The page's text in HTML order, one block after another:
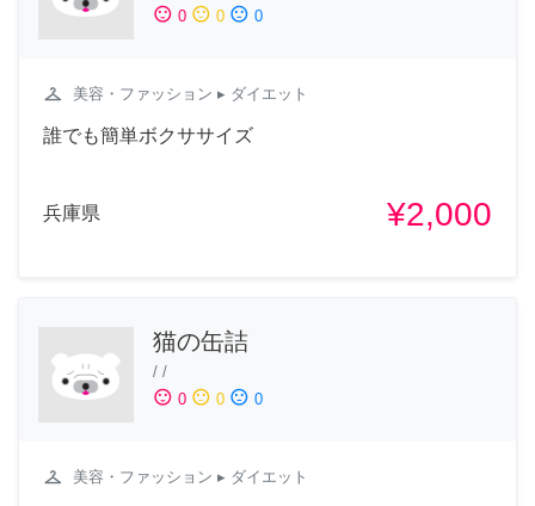
sentiment_satisfied 0 sentiment_neutral 0 sentiment_dissatisfied 0
checkroom 美容・ファッション ▸ ダイエット
誰でも簡単ボクササイズ
兵庫県 ¥2,000
猫の缶詰
/ /
sentiment_satisfied 0 sentiment_neutral 0 sentiment_dissatisfied 0
checkroom 美容・ファッション ▸ ダイエット